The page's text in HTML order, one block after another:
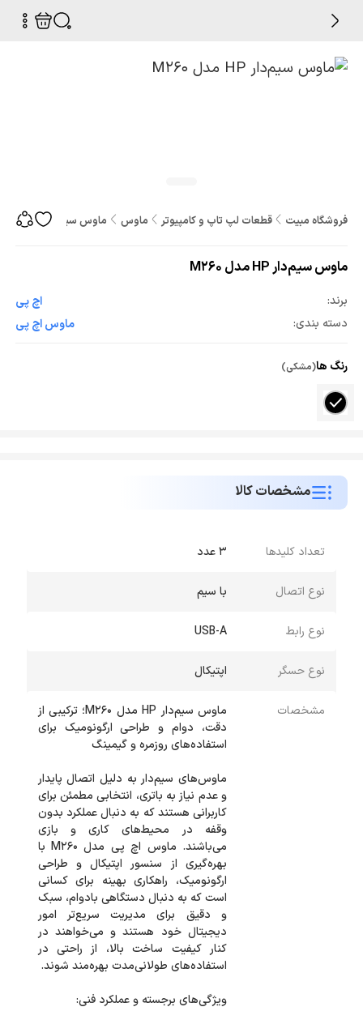
فروشگاه مبیت قطعات لپ تاپ و کامپیوتر ماوس ماوس سیم‌دار HP مدل M260
ماوس سیم‌دار HP مدل M260
برند:
اچ پی
دسته بندی:
ماوس اچ پی
رنگ ها(مشکی)
مشخصات کالا
تعداد کلیدها 3 عدد
نوع اتصال با سیم
نوع رابط USB-A
نوع حسگر اپتیکال
مشخصات
ماوس سیم‌دار HP مدل M260؛ ترکیبی از
دقت، دوام و طراحی ارگونومیک برای
استفاده‌های روزمره و گیمینگ
ماوس‌های سیم‌دار به دلیل اتصال پایدار
و عدم نیاز به باتری، انتخابی مطمئن برای
کاربرانی هستند که به دنبال عملکرد بدون
وقفه در محیط‌های کاری و بازی
می‌باشند. ماوس اچ پی مدل M260 با
بهره‌گیری از سنسور اپتیکال و طراحی
ارگونومیک، راهکاری بهینه برای کسانی
است که به دنبال دستگاهی بادوام، سبک
و دقیق برای مدیریت سریع‌تر امور
دیجیتال خود هستند و می‌خواهند در
کنار کیفیت ساخت بالا، از راحتی در
ویژگی‌های برجسته و عملکرد فنی: